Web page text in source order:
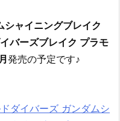
シャイニングブレイク
バーズブレイク プラモ
発売の予定です♪
ダイバーズ ガンダムシ